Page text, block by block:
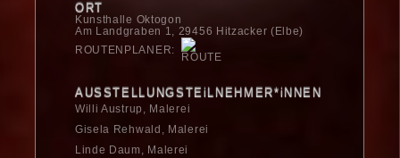
ORT
Kunsthalle Oktogon
Am Landgraben 1, 29456 Hitzacker (Elbe)
ROUTENPLANER:
AUSSTELLUNGSTEiLNEHMER*iNNEN
Willi Austrup, Malerei
Gisela Rehwald, Malerei
Linde Daum, Malerei